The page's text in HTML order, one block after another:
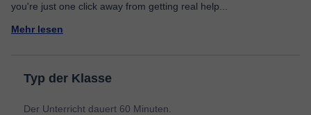
you're just one click away from getting real help
Mehr lesen
Typ der Klasse
Der Unterricht dauert 60 Minuten.